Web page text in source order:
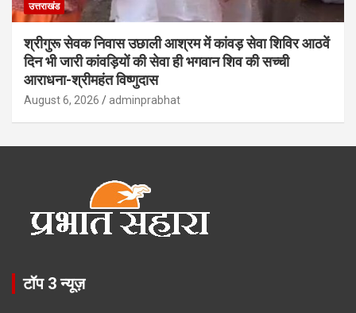
उत्तराखंड
श्रीगुरू सेवक निवास उछाली आश्रम में कांवड़ सेवा शिविर आठवें
दिन भी जारी कांवड़ियों की सेवा ही भगवान शिव की सच्ची
आराधना-श्रीमहंत विष्णुदास
August 6, 2026 adminprabhat
टॉप 3 न्यूज़